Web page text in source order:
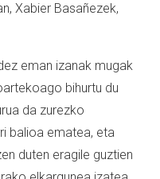
Xabier Basañezek,
eman izanak mugak
bihurtu du
da zurezko
balioa ematea, eta
duten eragile guztien